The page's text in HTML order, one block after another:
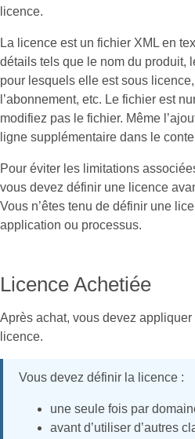
licence.
La licence est un fichier XML en
détails tels que le nom du produit,
pour lesquels elle est sous
l’abonnement, etc. Le fichier est
modifiez pas le fichier. Même
ligne supplémentaire dans le
Pour éviter les limitations
vous devez définir une licence
Vous n’êtes tenu de définir une
application ou processus.
Licence Achetiée
Après achat, vous devez
licence.
Vous devez définir la licence :
une seule fois par
avant d’utiliser d’autres